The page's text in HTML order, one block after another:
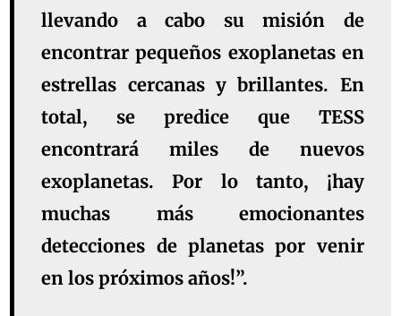
llevando a cabo su misión de
encontrar pequeños exoplanetas en
estrellas cercanas y brillantes. En
total, se predice que TESS
encontrará miles de nuevos
exoplanetas. Por lo tanto, ¡hay
muchas más emocionantes
detecciones de planetas por venir
en los próximos años!”.